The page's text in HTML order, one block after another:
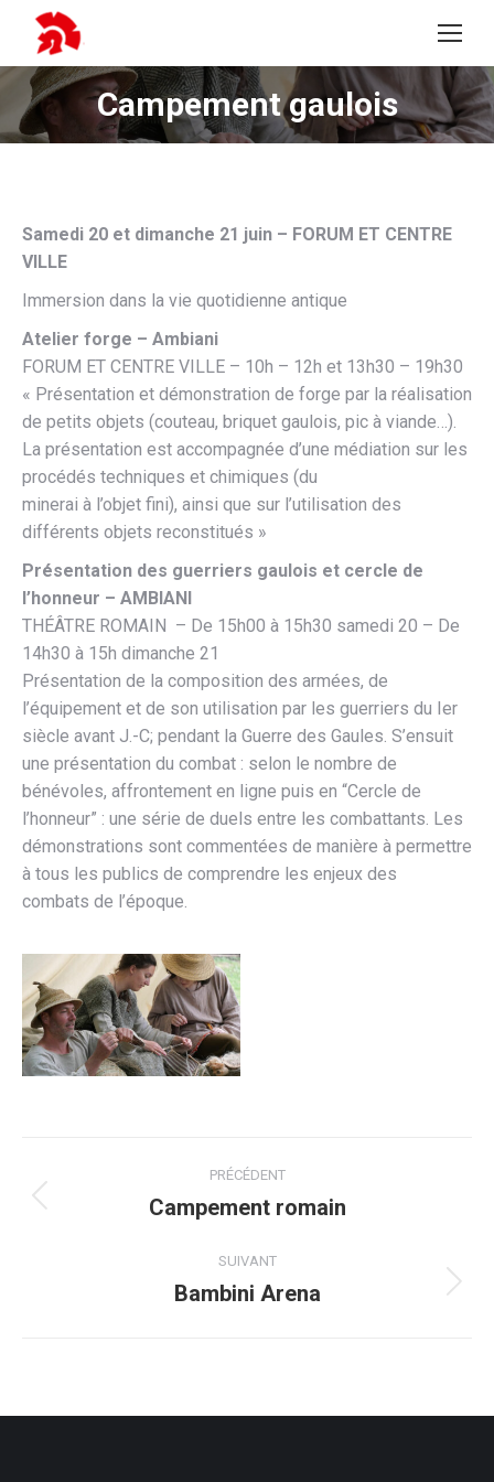
Campement gaulois
Vous êtes ici :
Samedi 20 et dimanche 21 juin – FORUM ET CENTRE
VILLE
Immersion dans la vie quotidienne antique
Atelier forge – Ambiani
FORUM ET CENTRE VILLE – 10h – 12h et 13h30 – 19h30
« Présentation et démonstration de forge par la réalisation
de petits objets (couteau, briquet gaulois, pic à viande…).
La présentation est accompagnée d’une médiation sur les
procédés techniques et chimiques (du
minerai à l’objet fini), ainsi que sur l’utilisation des
différents objets reconstitués »
Présentation des guerriers gaulois et cercle de
l’honneur – AMBIANI
THÉÂTRE ROMAIN – De 15h00 à 15h30 samedi 20 – De
14h30 à 15h dimanche 21
Présentation de la composition des armées, de
l’équipement et de son utilisation par les guerriers du Ier
siècle avant J.-C; pendant la Guerre des Gaules. S’ensuit
une présentation du combat : selon le nombre de
bénévoles, affrontement en ligne puis en “Cercle de
l’honneur” : une série de duels entre les combattants. Les
démonstrations sont commentées de manière à permettre
à tous les publics de comprendre les enjeux des
combats de l’époque.
de
commentaire
PRÉCÉDENT
Onglet
Campement romain
SUIVANT
Projets
Bambini Arena